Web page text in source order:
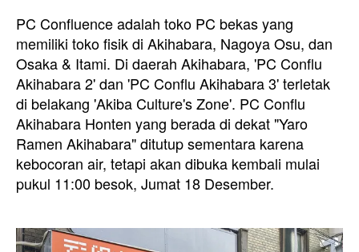
PC Confluence adalah toko PC bekas yang
memiliki toko fisik di Akihabara, Nagoya Osu, dan
Osaka & Itami. Di daerah Akihabara, 'PC Conflu
Akihabara 2' dan 'PC Conflu Akihabara 3' terletak
di belakang 'Akiba Culture's Zone'. PC Conflu
Akihabara Honten yang berada di dekat "Yaro
Ramen Akihabara" ditutup sementara karena
kebocoran air, tetapi akan dibuka kembali mulai
pukul 11:00 besok, Jumat 18 Desember.